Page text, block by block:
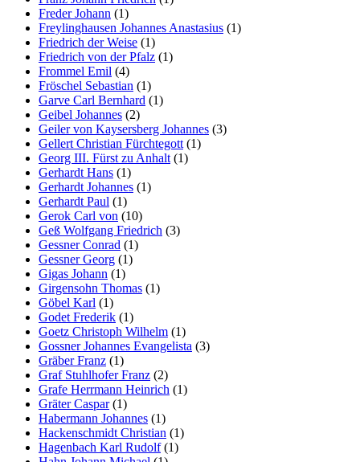
Freder Johann (1)
Freylinghausen Johannes Anastasius (1)
Friedrich der Weise (1)
Friedrich von der Pfalz (1)
Frommel Emil (4)
Fröschel Sebastian (1)
Garve Carl Bernhard (1)
Geibel Johannes (2)
Geiler von Kaysersberg Johannes (3)
Gellert Christian Fürchtegott (1)
Georg III. Fürst zu Anhalt (1)
Gerhardt Hans (1)
Gerhardt Johannes (1)
Gerhardt Paul (1)
Gerok Carl von (10)
Geß Wolfgang Friedrich (3)
Gessner Conrad (1)
Gessner Georg (1)
Gigas Johann (1)
Girgensohn Thomas (1)
Göbel Karl (1)
Godet Frederik (1)
Goetz Christoph Wilhelm (1)
Gossner Johannes Evangelista (3)
Gräber Franz (1)
Graf Stuhlhofer Franz (2)
Grafe Herrmann Heinrich (1)
Gräter Caspar(1)
Habermann Johannes (1)
Hackenschmidt Christian (1)
Hagenbach Karl Rudolf(1)